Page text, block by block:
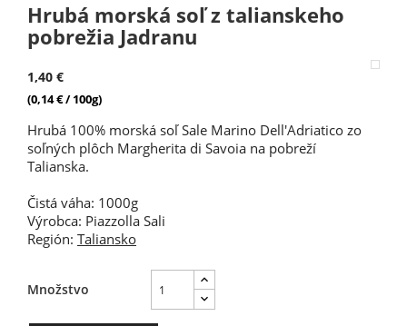
Hrubá morská soľ z talianskeho
pobrežia Jadranu
1,40 €
(0,14 € / 100g)
Hrubá 100% morská soľ Sale Marino Dell'Adriatico zo
soľných plôch Margherita di Savoia na pobreží
Talianska.
Čistá váha: 1000g
Výrobca: Piazzolla Sali
Región: Taliansko
Množstvo